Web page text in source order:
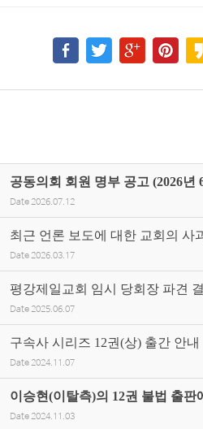
공동의회 회원 명부 공고 (2026년
Date 2026.07.12
최근 언론 보도에 대한 교회의 사
Date 2026.03.17
평강제일교회 임시 당회장 파견
Date 2025.06.07
구속사 시리즈 12권(상) 출간 안내
Date 2024.11.07
이승현(이탈측)의 12권 불법 출판
Date 2024.11.03